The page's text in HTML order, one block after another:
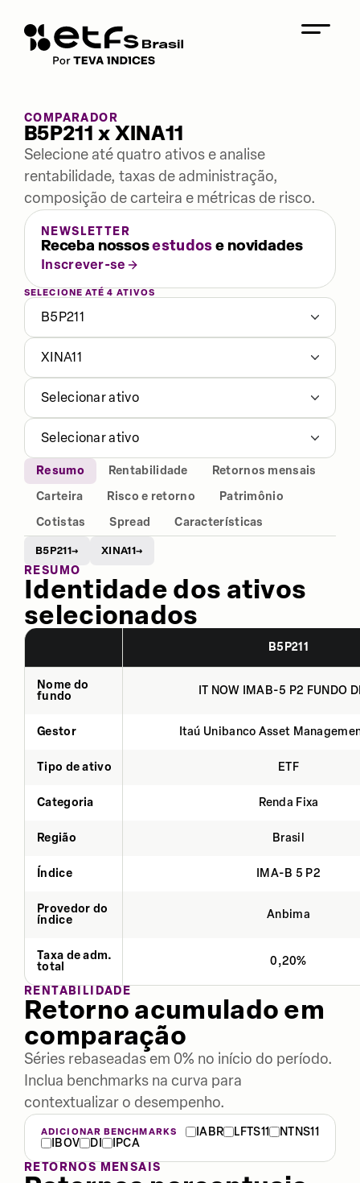
COMPARADOR
B5P211 x XINA11
Selecione até quatro ativos e analise
rentabilidade, taxas de administração,
composição de carteira e métricas de risco.
NEWSLETTER
Receba nossosestudose novidades
Inscrever-se
SELECIONE ATÉ 4 ATIVOS
B5P211
XINA11
Selecionar ativo
Selecionar ativo
Resumo Rentabilidade
Retornos mensais
Carteira
Risco e retorno
Patrimônio
Cotistas
Spread Características
B5P211→ XINA11→
RESUMO
Identidade dos ativos
selecionados
B5P211
Nome do
fundo
IT NOW IMAB-5 P2 FUNDO
Gestor Itaú Unibanco Asset
Tipo de ativo ETF
Categoria Renda Fixa
Região Brasil
Índice IMA-B 5 P2
Provedor do
índice
Anbima
Taxa de adm.
total
0,20%
RENTABILIDADE
Retorno acumulado em
comparação
Séries rebaseadas em 0% no início do período.
Inclua benchmarks na curva para
contextualizar o desempenho.
ADICIONAR BENCHMARKS IABR LFTS11
NTNS11
IBOV
DI
IPCA
RETORNOS MENSAIS